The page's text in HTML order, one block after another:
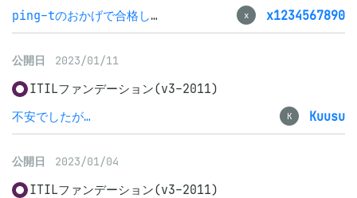
ping-tのおかげで合格しました
x x1234567890
公開日 2023/01/11
ITILファンデーション(v3-2011)
不安でしたが…
K Kuusu
公開日 2023/01/04
ITILファンデーション(v3-2011)